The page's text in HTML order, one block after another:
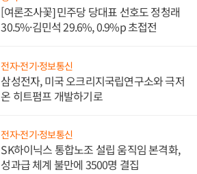
[여론조사꽃] 민주당 당대표 선호도 정청래
30.5%·김민석 29.6%, 0.9%p 초접전
전자·전기·정보통신
삼성전자, 미국 오크리지국립연구소와 극저
온 히트펌프 개발하기로
전자·전기·정보통신
SK하이닉스 통합노조 설립 움직임 본격화,
성과급 체계 불만에 3500명 결집